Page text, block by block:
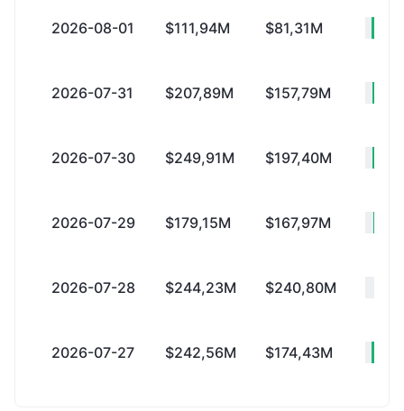
2026-08-01 $111,94M $81,31M
2026-07-31 $207,89M $157,79M
2026-07-30 $249,91M $197,40M
2026-07-29 $179,15M $167,97M
2026-07-28 $244,23M $240,80M
2026-07-27 $242,56M $174,43M